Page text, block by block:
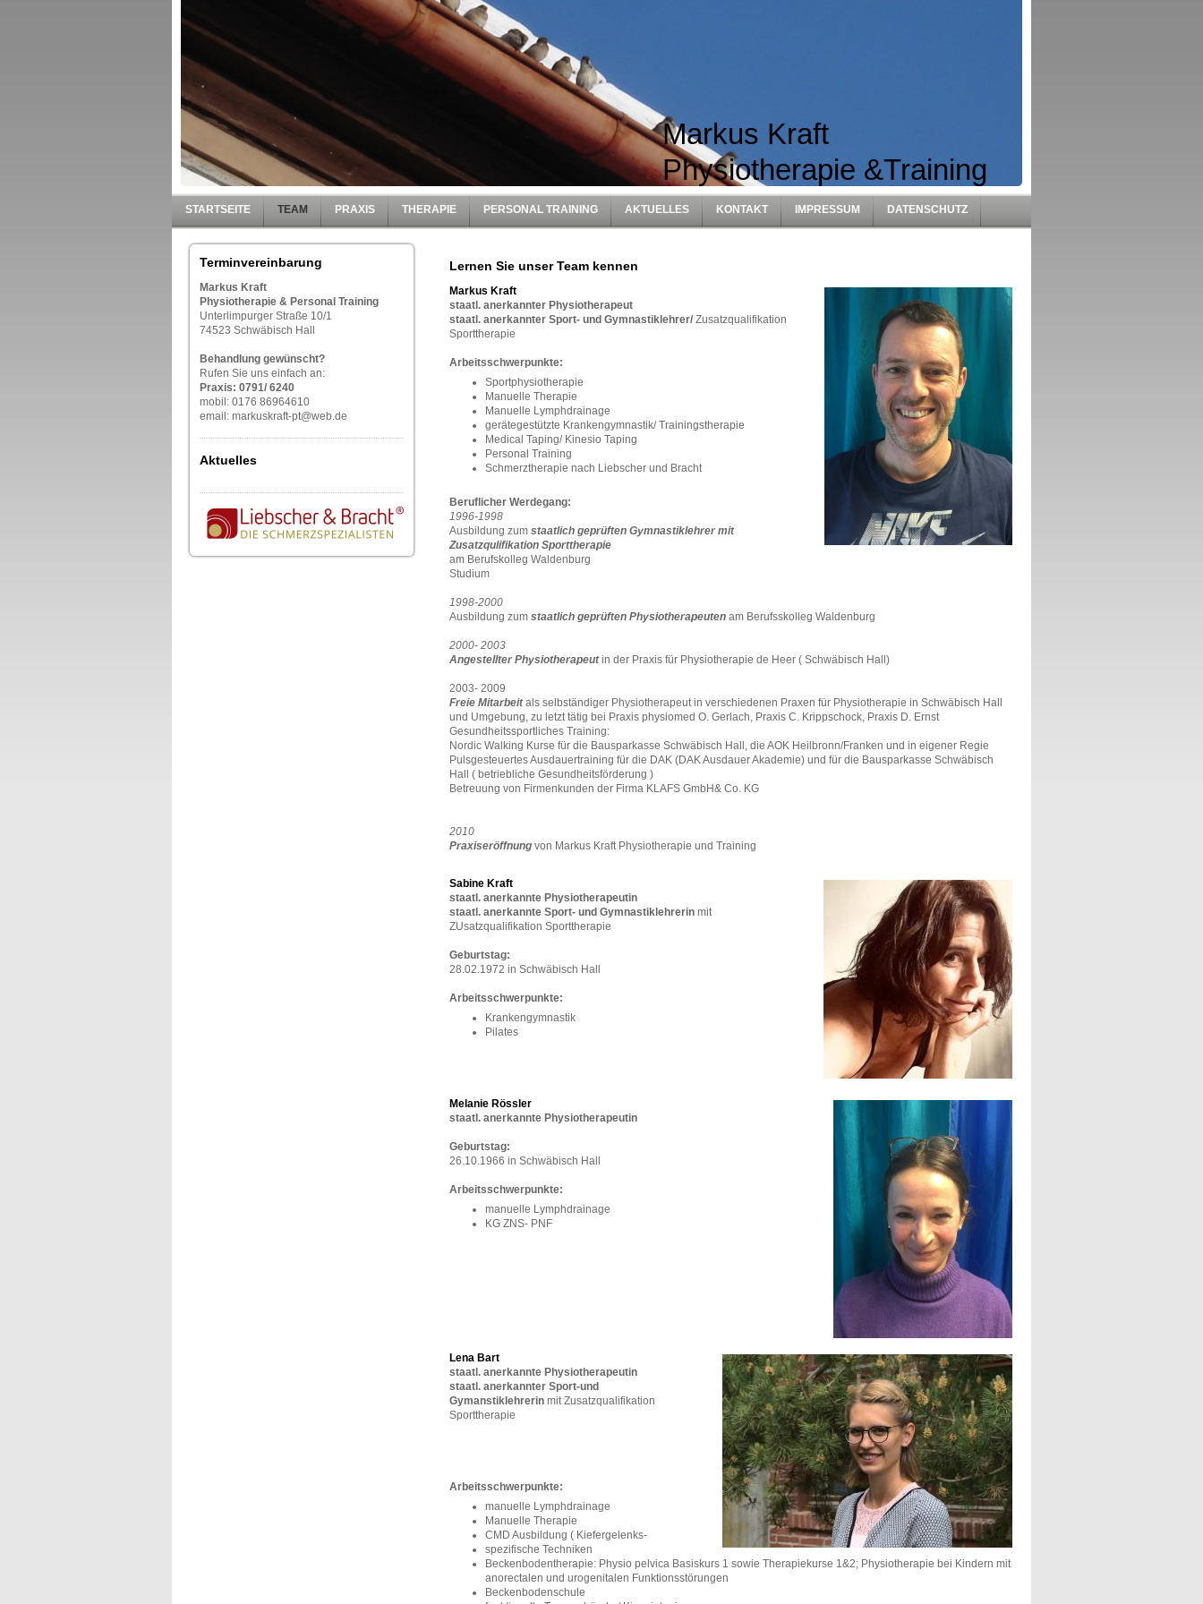
Markus Kraft
Physiotherapie &Training
STARTSEITE TEAM PRAXIS THERAPIE PERSONAL TRAINING AKTUELLES KONTAKT IMPRESSUM DATENSCHUTZ
Terminvereinbarung
Markus Kraft
Physiotherapie & Personal Training
Unterlimpurger Straße 10/1
74523 Schwäbisch Hall
Behandlung gewünscht?
Rufen Sie uns einfach an:
Praxis: 0791/ 6240
mobil: 0176 86964610
email: markuskraft-pt@web.de
Aktuelles
Lernen Sie unser Team kennen
Markus Kraft
staatl. anerkannter Physiotherapeut
staatl. anerkannter Sport- und Gymnastiklehrer/ Zusatzqualifikation
Sporttherapie
Arbeitsschwerpunkte:
Sportphysiotherapie
Manuelle Therapie
Manuelle Lymphdrainage
gerätegestützte Krankengymnastik/ Trainingstherapie
Medical Taping/ Kinesio Taping
Personal Training
Schmerztherapie nach Liebscher und Bracht
Beruflicher Werdegang:
1996-1998
Ausbildung zum staatlich geprüften Gymnastiklehrer mit
Zusatzqulifikation Sporttherapie
am Berufskolleg Waldenburg
Studium
1998-2000
Ausbildung zum staatlich geprüften Physiotherapeuten am Berufsskolleg Waldenburg
2000- 2003
Angestellter Physiotherapeutin der Praxis für Physiotherapie de Heer ( Schwäbisch Hall)
2003- 2009
Freie Mitarbeitals selbständiger Physiotherapeut in verschiedenen Praxen für Physiotherapie in Schwäbisch Hall
und Umgebung, zu letzt tätig bei Praxis physiomed O. Gerlach, Praxis C. Krippschock, Praxis D. Ernst
Gesundheitssportliches Training:
Nordic Walking Kurse für die Bausparkasse Schwäbisch Hall, die AOK Heilbronn/Franken und in eigener Regie
Pulsgesteuertes Ausdauertraining für die DAK (DAK Ausdauer Akademie) und für die Bausparkasse Schwäbisch
Hall ( betriebliche Gesundheitsförderung )
Betreuung von Firmenkunden der Firma KLAFS GmbH& Co. KG
2010
Praxiseröffnung von Markus Kraft Physiotherapie und Training
Sabine Kraft
staatl. anerkannte Physiotherapeutin
staatl. anerkannte Sport- und Gymnastiklehrerin mit
ZUsatzqualifikation Sporttherapie
Geburtstag:
28.02.1972 in Schwäbisch Hall
Arbeitsschwerpunkte:
Krankengymnastik
Pilates
Melanie Rössler
staatl. anerkannte Physiotherapeutin
Geburtstag:
26.10.1966 in Schwäbisch Hall
Arbeitsschwerpunkte:
manuelle Lymphdrainage
KG ZNS- PNF
Lena Bart
staatl. anerkannte Physiotherapeutin
staatl. anerkannter Sport-und
Gymanstiklehrerin mit Zusatzqualifikation
Sporttherapie
Arbeitsschwerpunkte:
manuelle Lymphdrainage
Manuelle Therapie
CMD Ausbildung ( Kiefergelenks-
spezifische Techniken
Beckenbodentherapie: Physio pelvica Basiskurs 1 sowie Therapiekurse 1&2; Physiotherapie bei Kindern mit
anorectalen und urogenitalen Funktionsstörungen
Beckenbodenschule